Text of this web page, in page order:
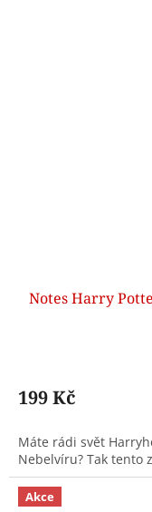
Notes Harry
199 Kč
Máte rádi svět
Nebelvíru? Tak tento
Akce